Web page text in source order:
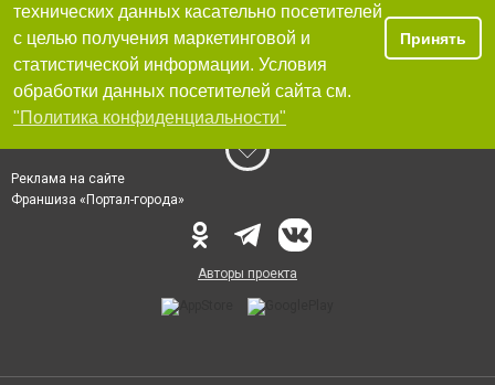
технических данных касательно посетителей
с целью получения маркетинговой и
статистической информации. Условия
обработки данных посетителей сайта см.
"Политика конфиденциальности"
Принять
Реклама на сайте
Франшиза «Портал-города»
Авторы проекта